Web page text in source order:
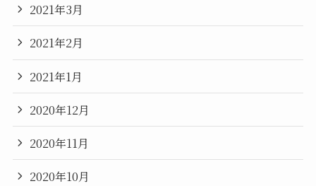
2021年3月
2021年2月
2021年1月
2020年12月
2020年11月
2020年10月